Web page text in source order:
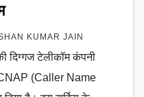
KUMAR JAIN
दिग्गज टेलीकॉम कंपनी
(Caller Name